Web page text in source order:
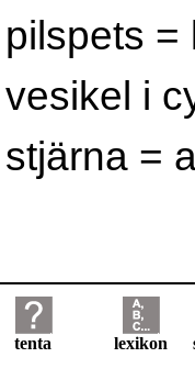
pilspets =
vesikel i
stjärna =
tenta lexikon